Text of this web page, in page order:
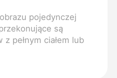
pojedynczej
są
pełnym ciałem lub